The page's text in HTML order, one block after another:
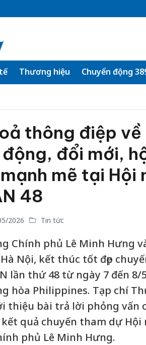
Thương hiệu Chuyển động
thông điệp
đổi mới,
mẽ tại Hội
48
2026 Tin tức
Chính phủ Lê Minh Hưng
Nội, kết thúc tốt đẹp
lần thứ 48 từ ngày 7 đến
hòa Philippines. Tạp chí
thiệu bài trả lời phỏng vấn
quả chuyến tham dự Hội
phủ Lê Minh Hưng.